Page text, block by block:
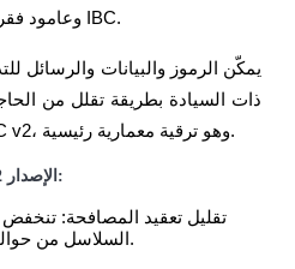
وعامود فقرات هذه الرؤية هو بروتوكول IBC.
2025، أصدرت Cosmos IBC v2، وهو ترقية معمارية رئيسية.
التحسينات الرئيسية في IBC الإصدار 2:
السلاسل من حوالي 10 خطوات إلى 3.